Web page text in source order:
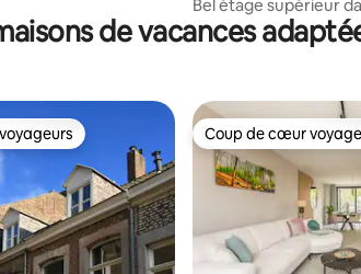
Bel étage supérieur
rurale élégante
de vacances
les plus appréciés Coup de cœur
Coup de cœur